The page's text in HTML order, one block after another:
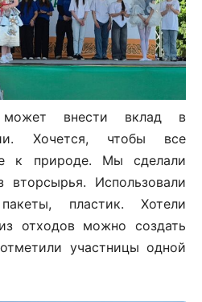
внести вклад в
Хочется, чтобы все
к природе. Мы сделали
Использовали
пластик. Хотели
отходов можно создать
участницы одной